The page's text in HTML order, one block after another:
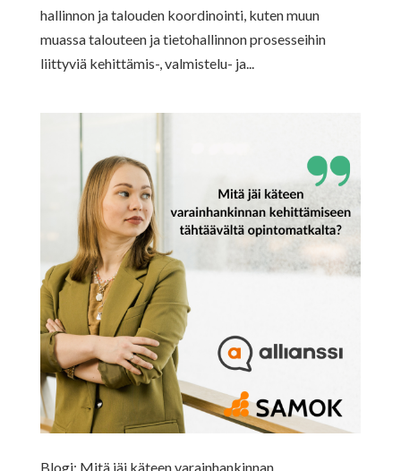
hallinnon ja talouden koordinointi, kuten muun
muassa talouteen ja tietohallinnon prosesseihin
liittyviä kehittämis-, valmistelu- ja...
Blogi: Mitä jäi käteen varainhankinnan